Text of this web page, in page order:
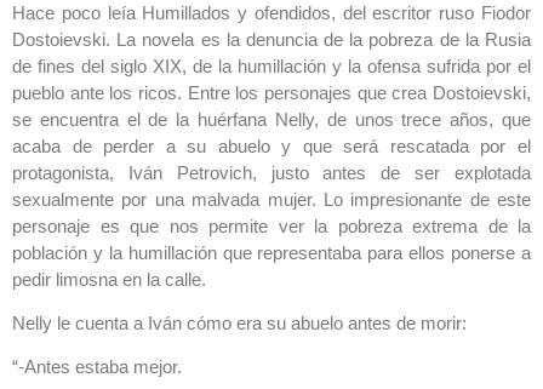
Hace poco leía Humillados y ofendidos, del escritor ruso Fiodor
Dostoievski. La novela es la denuncia de la pobreza de la Rusia
de fines del siglo XIX, de la humillación y la ofensa sufrida por el
pueblo ante los ricos. Entre los personajes que crea Dostoievski,
se encuentra el de la huérfana Nelly, de unos trece años, que
acaba de perder a su abuelo y que será rescatada por el
protagonista, Iván Petrovich, justo antes de ser explotada
sexualmente por una malvada mujer. Lo impresionante de este
personaje es que nos permite ver la pobreza extrema de la
población y la humillación que representaba para ellos ponerse a
pedir limosna en la calle.
Nelly le cuenta a Iván cómo era su abuelo antes de morir:
“-Antes estaba mejor.